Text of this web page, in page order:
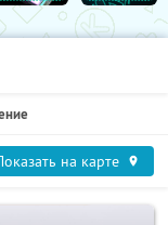
на карте